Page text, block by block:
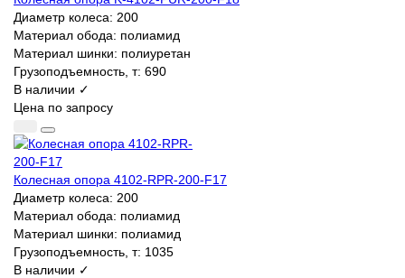
Диаметр колеса: 200
Материал обода: полиамид
Материал шинки: полиуретан
Грузоподъемность, т: 690
В наличии ✓
Цена по запросу
Колесная опора 4102-RPR-200-F17
Диаметр колеса: 200
Материал обода: полиамид
Материал шинки: полиамид
Грузоподъемность, т: 1035
В наличии ✓